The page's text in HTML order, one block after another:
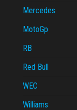
Mercedes
MotoGp
RB
Red Bull
WEC
Williams